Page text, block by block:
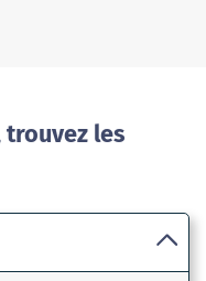
trouvez les